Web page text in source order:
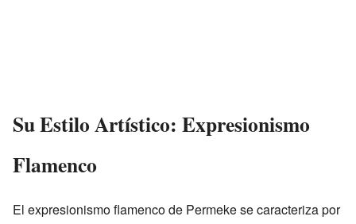
Su Estilo Artístico: Expresionismo
Flamenco
El expresionismo flamenco de Permeke se caracteriza por